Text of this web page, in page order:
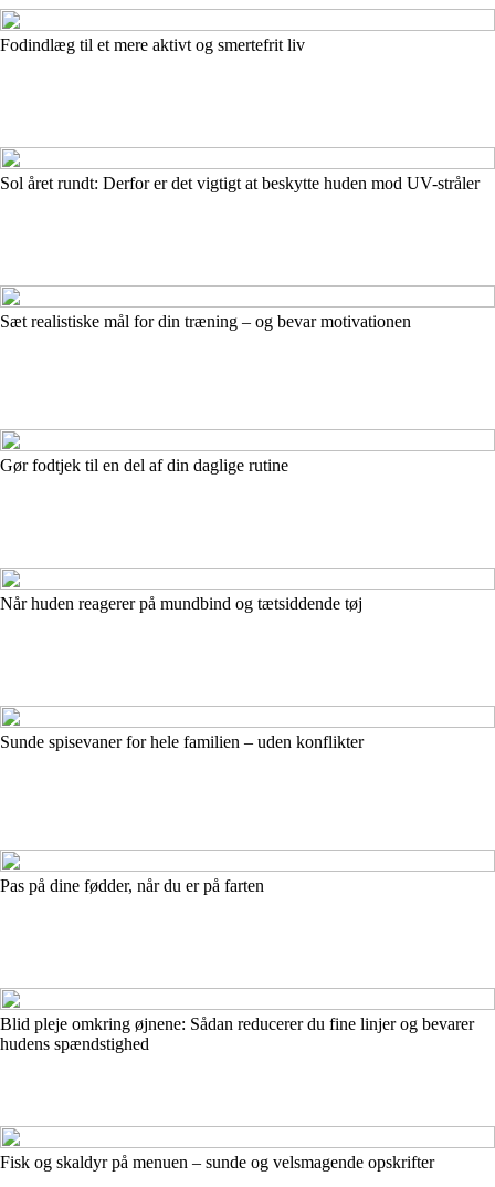
Fodindlæg til et mere aktivt og smertefrit liv
Sol året rundt: Derfor er det vigtigt at beskytte huden mod UV-stråler
Sæt realistiske mål for din træning – og bevar motivationen
Gør fodtjek til en del af din daglige rutine
Når huden reagerer på mundbind og tætsiddende tøj
Sunde spisevaner for hele familien – uden konflikter
Pas på dine fødder, når du er på farten
Blid pleje omkring øjnene: Sådan reducerer du fine linjer og bevarer
hudens spændstighed
Fisk og skaldyr på menuen – sunde og velsmagende opskrifter